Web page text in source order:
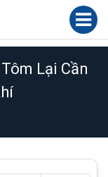
Lại Cần